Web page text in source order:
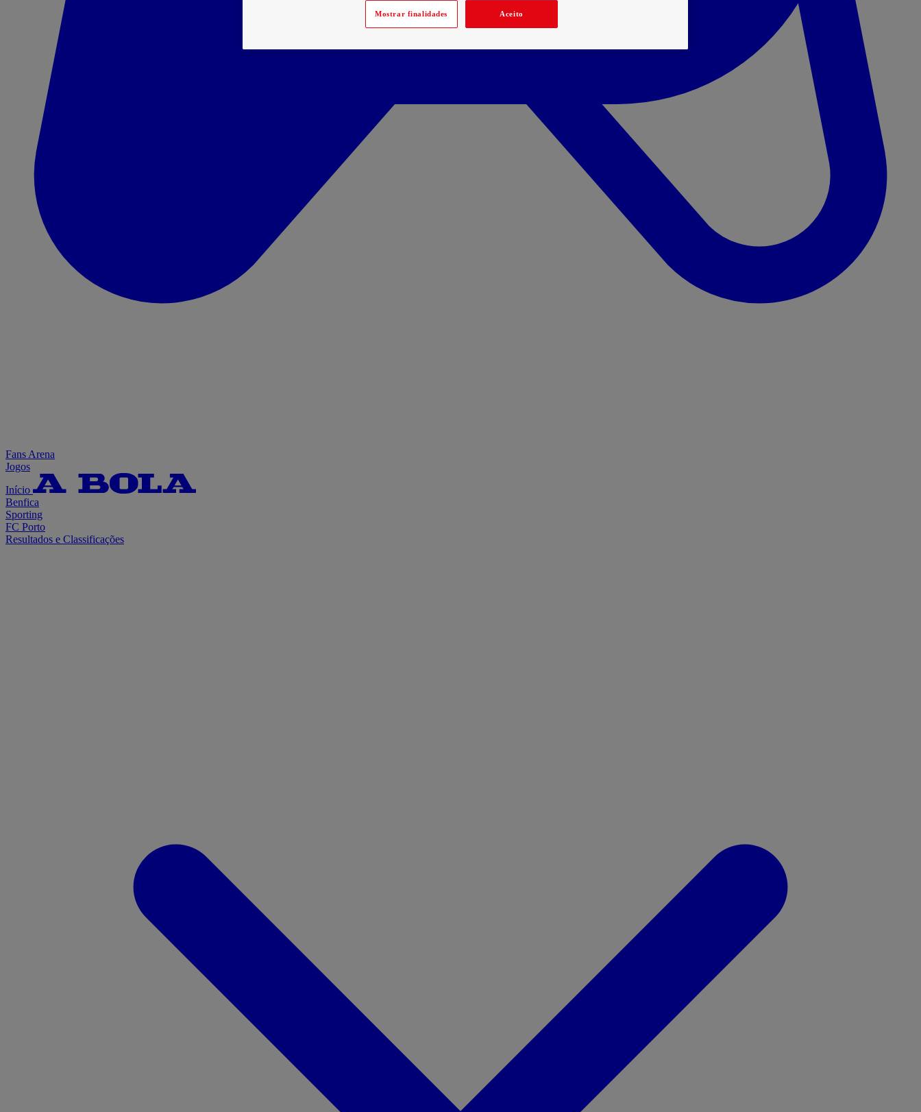
Fans Arena
Jogos
Início
Benfica
Sporting
FC Porto
Resultados e Classificações
Mostrar finalidades Aceito